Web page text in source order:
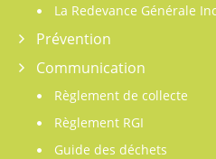
La Redevance Générale
Prévention
Communication
Règlement de collecte
Règlement RGI
Guide des déchets